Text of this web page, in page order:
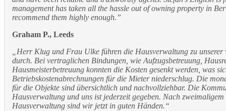
management has taken all the hassle out of owning property in
recommend them highly enough.”
Graham P., Leeds
„Herr Klug und Frau Ulke führen die Hausverwaltung zu unserer
durch. Bei vertraglichen Bindungen, wie Aufzugsbetreuung,
Hausmeisterbetreuung konnten die Kosten gesenkt werden, was
Betriebskostenabrechnungen für die Mieter niederschlug. Die
für die Objekte sind übersichtlich und nachvollziehbar. Die
Hausverwaltung und uns ist jederzeit gegeben. Nach zweimaligem
Hausverwaltung sind wir jetzt in guten Händen.“